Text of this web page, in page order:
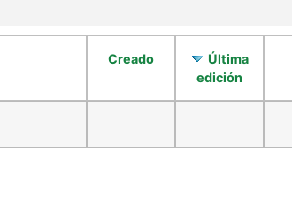
Creado
Última
edición